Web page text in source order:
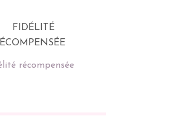
récompensée